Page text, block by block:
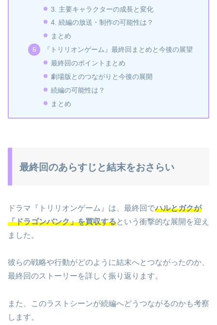
3. 主要キャラクターの成長と変化
4. 続編の放送・制作の可能性は？
まとめ
『トリリオンゲーム』最終回まとめと今後の展望
最終回のポイントまとめ
劇場版とのつながりと今後の展開
続編の可能性は？
まとめ
最終回のあらすじと結末をおさらい
ドラマ『トリリオンゲーム』は、最終回でハルとガクが
「ドラゴンバンク」を買収するという衝撃的な展開を迎え
ました。
彼らの戦略や行動がどのように結末へとつながったのか、
最終回のストーリーを詳しく振り返ります。
また、このラストシーンが続編へどうつながるのかも考察
します。